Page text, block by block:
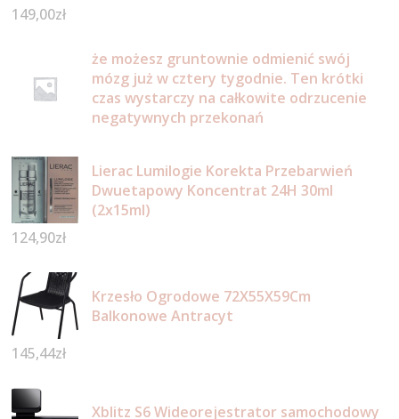
149,00zł
że możesz gruntownie odmienić swój
mózg już w cztery tygodnie. Ten krótki
czas wystarczy na całkowite odrzucenie
negatywnych przekonań
Lierac Lumilogie Korekta Przebarwień
Dwuetapowy Koncentrat 24H 30ml
(2x15ml)
124,90zł
Krzesło Ogrodowe 72X55X59Cm
Balkonowe Antracyt
145,44zł
Xblitz S6 Wideorejestrator samochodowy